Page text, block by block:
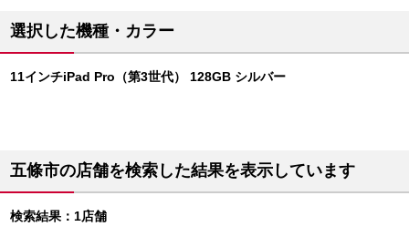
選択した機種・カラー
11インチiPad Pro（第3世代） 128GB シルバー
五條市の店舗を検索した結果を表示しています
検索結果：1店舗